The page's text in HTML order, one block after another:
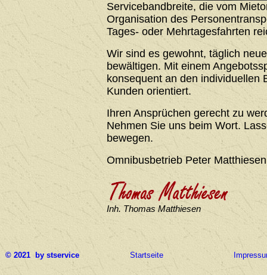
Servicebandbreite, die vom
Organisation des
Tages- oder Mehrtagesfahrten
Wir sind es gewohnt, täglich
bewältigen. Mit einem
konsequent an den individuellen
Kunden orientiert.
Ihren Ansprüchen gerecht zu
Nehmen Sie uns beim Wort.
bewegen.
Omnibusbetrieb Peter Matthiesen
Inh. Thomas Matthiesen
© 2021 by stservice Startseite